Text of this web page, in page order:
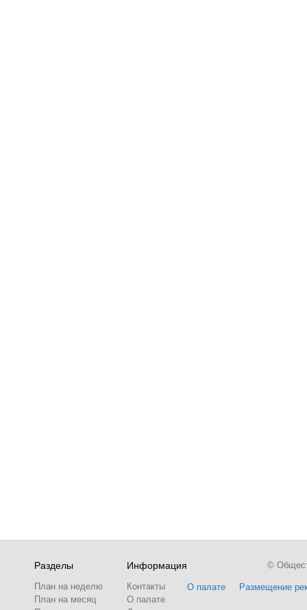
Разделы
План на неделю
План на месяц
Информация
Контакты
О палате
О палате Размещение
©